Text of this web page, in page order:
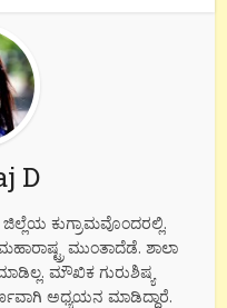
D
ಜಿಲ್ಲೆಯ ಕುಗ್ರಾಮವೊಂದರಲ್ಲಿ.
ಮುಂತಾದೆಡೆ. ಶಾಲಾ
ಮೌಖಿಕ ಗುರುಶಿಷ್ಯ
ಅಧ್ಯಯನ ಮಾಡಿದ್ದಾರೆ.